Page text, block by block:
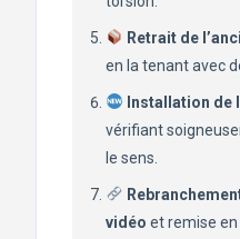
Retrait de
en la tenant avec
Installation de
vérifiant
le sens.
vidéo et remise